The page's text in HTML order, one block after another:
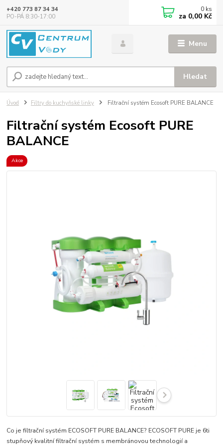
Menu
Hledat
+420 773 87 34 34
PO-PÁ 8:30-17:00
0 ks
za 0,00 Kč
Úvod Filtry do kuchyňské linky Filtrační systém Ecosoft PURE BALANCE
Filtrační systém Ecosoft PURE
BALANCE
Akce
Co je filtrační systém ECOSOFT PURE BALANCE? ECOSOFT PURE je 6ti
stupňový kvalitní filtrační systém s membránovou technologií a